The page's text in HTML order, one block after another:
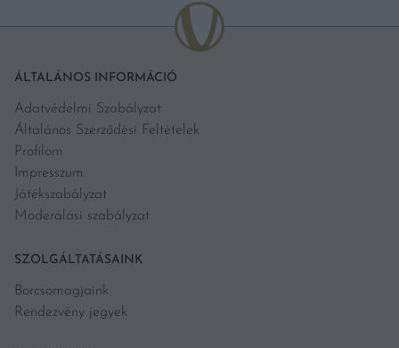
ÁLTALÁNOS INFORMÁCIÓ
Adatvédelmi Szabályzat
Általános Szerződési Feltételek
Profilom
Impresszum
Játékszabályzat
Moderálási szabályzat
SZOLGÁLTATÁSAINK
Borcsomagjaink
Rendezvény jegyek